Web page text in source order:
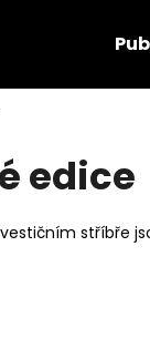
edice
stříbře